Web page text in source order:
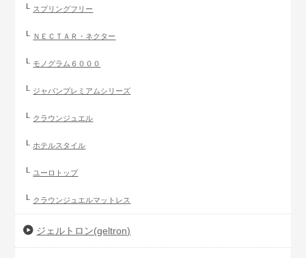
スプリングフリー
ＮＥＣＴＡＲ・ネクター
モノグラム６０００
ジャパンプレミアムシリーズ
クラウンジュエル
ホテルスタイル
ユーロトップ
クラウンジュエルマットレス
ジェルトロン(geltron)